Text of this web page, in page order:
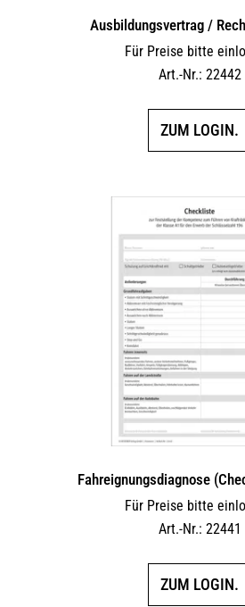
Ausbildungsvertrag /
Für Preise bitte
Art.-Nr.: 22442
ZUM LOGIN.
Fahreignungsdiagnose
Für Preise bitte
Art.-Nr.: 22441
ZUM LOGIN.